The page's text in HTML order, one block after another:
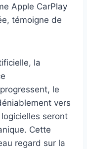
Apple CarPlay
témoigne de
la
le
vers
seront
Cette
regard sur la